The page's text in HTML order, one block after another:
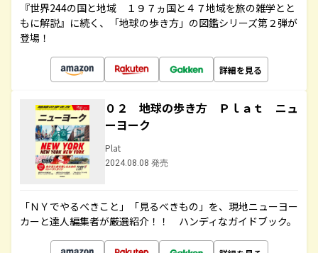
『世界244の国と地域 １９７ヵ国と４７地域を旅の雑学とと
もに解説』に続く、「地球の歩き方」の図鑑シリーズ第２弾が
登場！
詳細を見る
０２ 地球の歩き方 Ｐｌａｔ ニュ
ーヨーク
Plat
2024.08.08 発売
「ＮＹでやるべきこと」「見るべきもの」を、現地ニューヨー
カーと達人編集者が厳選紹介！！ ハンディなガイドブック。